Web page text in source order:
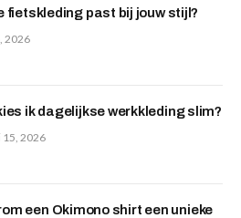
fietskleding past bij jouw stijl?
2026
ik dagelijkse werkkleding slim?
15, 2026
een Okimono shirt een unieke